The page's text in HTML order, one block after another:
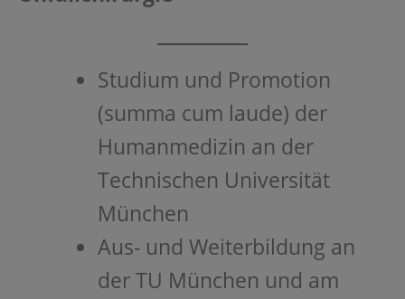
Studium und Promotion
(summa cum laude) der
Humanmedizin an der
Technischen Universität
München
Aus- und Weiterbildung an
der TU München und am